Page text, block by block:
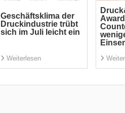
Geschäftsklima der
Druckindustrie trübt
sich im Juli leicht ein
Weiterlesen